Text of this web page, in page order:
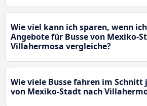
Wie viel kann ich sparen, wenn
Angebote für Busse von Mexiko-
Villahermosa vergleiche?
Wie viele Busse fahren im Schnitt
von Mexiko-Stadt nach